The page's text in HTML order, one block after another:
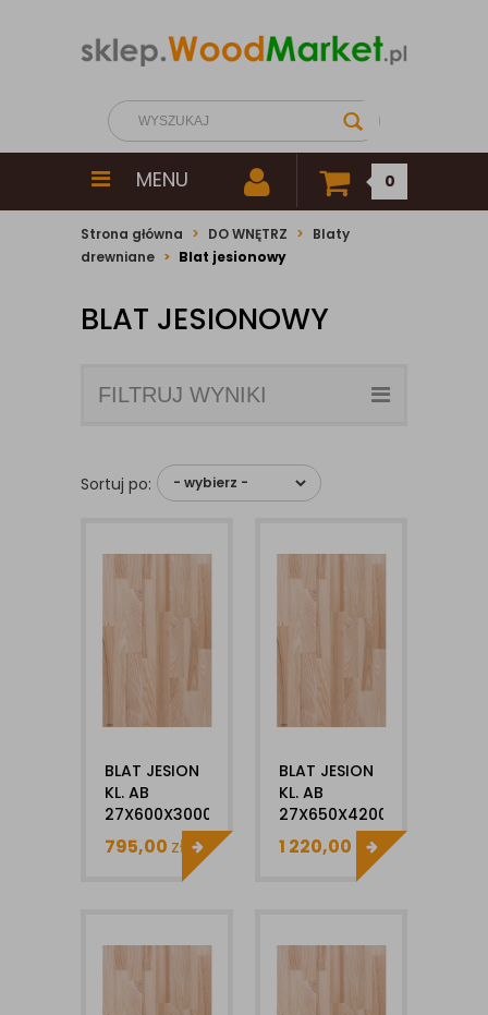
MENU 0
Strona główna DO WNĘTRZ
Blaty
drewniane
Blat jesionowy
BLAT JESIONOWY
FILTRUJ WYNIKI
Sortuj po:
BLAT JESION
KL. AB
27X600X3000MM
795,00 zł
BLAT JESION
KL. AB
27X650X4200MM
1 220,00 zł